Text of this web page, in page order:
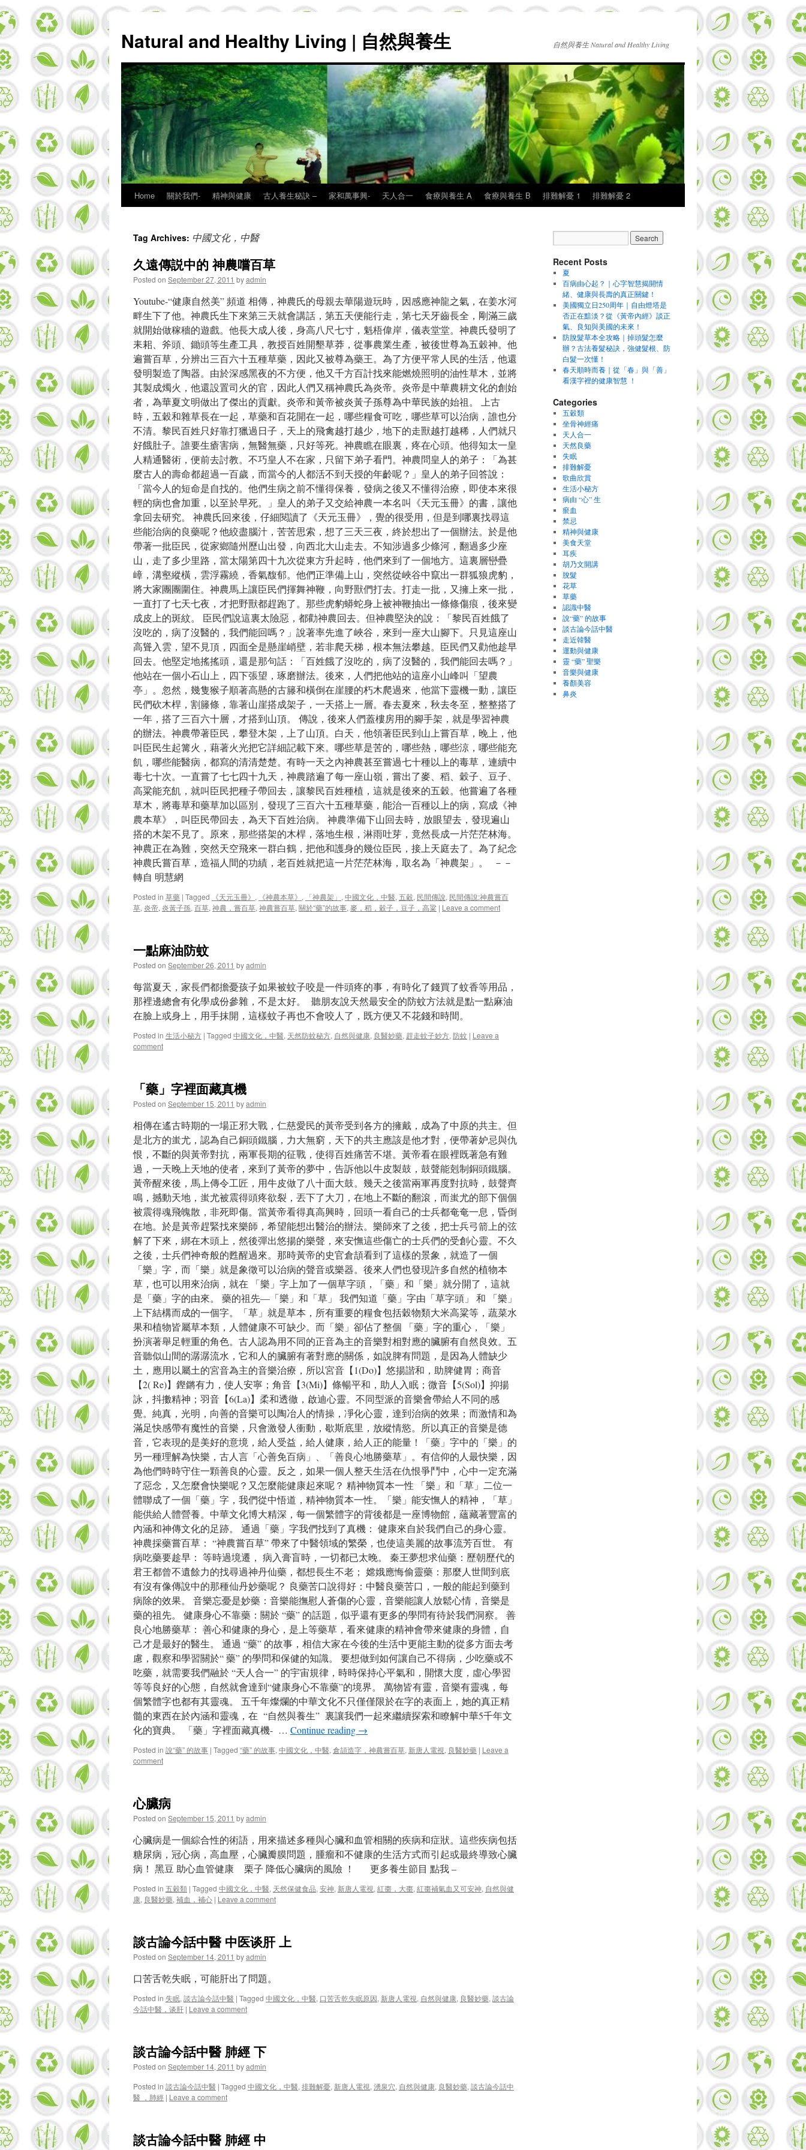
Natural and Healthy Living | 自然與養生 自然與養生 Natural and Healthy Living
Skip
content
Home 關於我們- 精神與健康 古人養生秘訣 – 家和萬事興- 天人合一 食療與養生 A 食療與養生 B 排難解憂 1 排難解憂 2
Tag Archives: 中國文化，中醫
久遠傳説中的 神農嚐百草
Posted on September 27, 2011 byadmin
Youtube-“健康自然美” 頻道 相傳，神農氏的母親去華陽遊玩時，因感應神龍之氣，在姜水河
畔生下了他。神農氏生下來第三天就會講話，第五天便能行走，第七天牙齒長全，剛滿三歲
就開始做稼穡的遊戲。他長大成人後，身高八尺七寸，魁梧偉岸，儀表堂堂。神農氏發明了
耒耜、斧頭、鋤頭等生產工具，教授百姓開墾草莽，從事農業生產，被後世尊為五穀神。他
遍嘗百草，分辨出三百六十五種草藥，因此又被尊為藥王。為了方便平常人民的生活，他還
發明製造了陶器。由於深感黑夜的不方便，他又千方百計找來能燃燒照明的油性草木，並將
其製成燭火，他還設置司火的官，因此人們又稱神農氏為炎帝。炎帝是中華農耕文化的創始
者，為華夏文明做出了傑出的貢獻。炎帝和黃帝被炎黃子孫尊為中華民族的始祖。 上古
時，五穀和雜草長在一起，草藥和百花開在一起，哪些糧食可吃，哪些草可以治病，誰也分
不清。黎民百姓只好靠打獵過日子，天上的飛禽越打越少，地下的走獸越打越稀，人們就只
好餓肚子。誰要生瘡害病，無醫無藥，只好等死。神農瞧在眼裏，疼在心頭。他得知太一皇
人精通醫術，便前去討教。不巧皇人不在家，只留下弟子看門。神農問皇人的弟子：「為甚
麼古人的壽命都超過一百歲，而當今的人都活不到天授的年齡呢？」皇人的弟子回答說：
「當今人的短命是自找的。他們生病之前不懂得保養，發病之後又不懂得治療，即使本來很
輕的病也會加重，以至於早死。」皇人的弟子又交給神農一本名叫《天元玉冊》的書，讓他
拿回去研究。 神農氏回來後，仔細閱讀了《天元玉冊》，覺的很受用，但是到哪裏找尋這
些能治病的良藥呢？他絞盡腦汁，苦苦思索，想了三天三夜，終於想出了一個辦法。於是他
帶著一批臣民，從家鄉隨州歷山出發，向西北大山走去。不知涉過多少條河，翻過多少座
山，走了多少里路，當太陽第四十九次從東方升起時，他們來到了一個地方。這裏層巒疊
嶂，溝壑縱橫，雲浮霧繞，香氣馥郁。他們正準備上山，突然從峽谷中竄出一群狐狼虎豹，
將大家團團圍住。神農馬上讓臣民們揮舞神鞭，向野獸們打去。打走一批，又擁上來一批，
一直打了七天七夜，才把野獸都趕跑了。那些虎豹蟒蛇身上被神鞭抽出一條條傷痕，後來變
成皮上的斑紋。 臣民們說這裏太險惡，都勸神農回去。但神農堅決的說：「黎民百姓餓了
沒吃的，病了沒醫的，我們能回嗎？」說著率先進了峽谷，來到一座大山腳下。只見這座山
高聳入雲，望不見頂，四面全是懸崖峭壁，若非爬天梯，根本無法攀越。臣民們又勸他趁早
回去。他堅定地搖搖頭，還是那句話：「百姓餓了沒吃的，病了沒醫的，我們能回去嗎？」
他站在一個小石山上，四下張望，琢磨辦法。後來，人們把他站的這座小山峰叫「望農
亭」。忽然，幾隻猴子順著高懸的古籐和橫倒在崖腰的朽木爬過來，他當下靈機一動，讓臣
民們砍木桿，割籐條，靠著山崖搭成架子，一天搭上一層。春去夏來，秋去冬至，整整搭了
一年，搭了三百六十層，才搭到山頂。 傳說，後來人們蓋樓房用的腳手架，就是學習神農
的辦法。神農帶著臣民，攀登木架，上了山頂。白天，他領著臣民到山上嘗百草，晚上，他
叫臣民生起篝火，藉著火光把它詳細記載下來。哪些草是苦的，哪些熱，哪些涼，哪些能充
飢，哪些能醫病，都寫的清清楚楚。有時一天之內神農甚至嘗過七十種以上的毒草，連續中
毒七十次。一直嘗了七七四十九天，神農踏遍了每一座山嶺，嘗出了麥、稻、穀子、豆子、
高粱能充飢，就叫臣民把種子帶回去，讓黎民百姓種植，這就是後來的五穀。他嘗遍了各種
草木，將毒草和藥草加以區別，發現了三百六十五種草藥，能治一百種以上的病，寫成《神
農本草》，叫臣民帶回去，為天下百姓治病。 神農準備下山回去時，放眼望去，發現遍山
搭的木架不見了。原來，那些搭架的木桿，落地生根，淋雨吐芽，竟然長成一片茫茫林海。
神農正在為難，突然天空飛來一群白鶴，把他和護身的幾位臣民，接上天庭去了。為了紀念
神農氏嘗百草，造福人間的功績，老百姓就把這一片茫茫林海，取名為「神農架」。 －－
轉自 明慧網
Posted in 草藥 | Tagged 《天元玉冊》 , 《神農本草》 , 「神農架」 , 中國文化，中醫, 五穀, 民間傳說, 民間傳說:神農嘗百
草, 炎帝, 炎黃子孫, 百草, 神農，嘗百草, 神農嘗百草, 關於“藥”的故事, 麥，稻，穀子，豆子，高粱 | Leave a comment
一點麻油防蚊
Posted on September 26, 2011 byadmin
每當夏天，家長們都擔憂孩子如果被蚊子咬是一件頭疼的事，有時化了錢買了蚊香等用品，
那裡邊總會有化學成份參雜，不是太好。 聽朋友說天然最安全的防蚊方法就是點一點麻油
在臉上或身上，用手抹開，這樣蚊子再也不會咬人了，既方便又不花錢和時間。
Posted in 生活小秘方 | Tagged 中國文化，中醫, 天然防蚊秘方, 自然與健康, 良醫妙藥, 趕走蚊子妙方, 防蚊 | Leave a
comment
「藥」字裡面藏真機
Posted on September 15, 2011 byadmin
相傳在遙古時期的一場正邪大戰，仁慈愛民的黃帝受到各方的擁戴，成為了中原的共主。但
是北方的蚩尤，認為自己銅頭鐵腦，力大無窮，天下的共主應該是他才對，便帶著妒忌與仇
恨，不斷的與黃帝對抗，兩軍長期的征戰，使得百姓痛苦不堪。黃帝看在眼裡既著急有難
過，一天晚上天地的使者，來到了黃帝的夢中，告訴他以牛皮製鼓，鼓聲能剋制銅頭鐵腦。
黃帝醒來後，馬上傳令工匠，用牛皮做了八十面大鼓。幾天之後當兩軍再度對抗時，鼓聲齊
鳴，撼動天地，蚩尤被震得頭疼欲裂，丟下了大刀，在地上不斷的翻滾，而蚩尤的部下個個
被震得魂飛魄散，非死即傷。當黃帝看得真高興時，回頭一看自己的士兵都奄奄一息，昏倒
在地。於是黃帝趕緊找來樂師，希望能想出醫治的辦法。樂師來了之後，把士兵弓箭上的弦
解了下來，綁在木頭上，然後彈出悠揚的樂聲，來安憮這些傷亡的士兵們的受創心靈。不久
之後，士兵們神奇般的甦醒過來。那時黃帝的史官倉頡看到了這樣的景象，就造了一個
「樂」字，而「樂」就是象徵可以治病的聲音或樂器。後來人們也發現許多自然的植物本
草，也可以用來治病，就在 「樂」字上加了一個草字頭，「藥」和「樂」就分開了，這就
是「藥」字的由來。 藥的祖先—「樂」和「草」 我們知道「藥」字由「草字頭」 和 「樂」
上下結構而成的一個字。「草」就是草本，所有重要的糧食包括穀物類大米高粱等，蔬菜水
果和植物皆屬草本類，人體健康不可缺少。而「樂」卻佔了整個 「藥」字的重心，「樂」
扮演著舉足輕重的角色。古人認為用不同的正音為主的音樂對相對應的臟腑有自然良效。五
音聽似山間的潺潺流水，它和人的臟腑有著對應的關係，如說脾有問題，是因為人體缺少
土，應用以屬土的宮音為主的音樂治療，所以宮音【1(Do)】悠揚諧和，助脾健胃；商音
【2( Re)】鏗鏘有力，使人安寧；角音【3(Mi)】條暢平和，助人入眠；微音【5(Sol)】抑揚
詠，抖擻精神；羽音【6(La)】柔和透徹，啟迪心靈。不同型派的音樂會帶給人不同的感
覺。純真，光明，向善的音樂可以陶冶人的情操，凈化心靈，達到治病的效果；而激情和為
滿足快感帶有魔性的音樂，只會激發人衝動，歇斯底里，放縱情慾。所以真正的音樂是德
音，它表現的是美好的意境，給人受益，給人健康，給人正的能量！「藥」字中的「樂」的
另一種理解為快樂，古人言「心善免百病」、「善良心地勝藥草」。有信仰的人最快樂，因
為他們時時守住一顆善良的心靈。反之，如果一個人整天生活在仇恨爭鬥中，心中一定充滿
了惡念，又怎麼會快樂呢？又怎麼能健康起來呢？ 精神物質本一性 「樂」和「草」二位一
體聯成了一個「藥」字，我們從中悟道，精神物質本一性。「樂」能安憮人的精神，「草」
能供給人體營養。中華文化博大精深，每一個繁體字的背後都是一座博物館，蘊藏著豐富的
內涵和神傳文化的足跡。 通過「藥」字我們找到了真機： 健康來自於我們自己的身心靈。
神農採藥嘗百草： “神農嘗百草” 帶來了中醫領域的繁榮，也使這美麗的故事流芳百世。 有
病吃藥要趁早： 等時過境遷， 病入膏盲時，一切都已太晚。 秦王夢想求仙藥：歷朝歷代的
君王都曾不遺餘力的找尋過神丹仙藥，都想長生不老； 嫦娥應悔偷靈藥：那麼人世間到底
有沒有像傳說中的那種仙丹妙藥呢？ 良藥苦口說得好：中醫良藥苦口，一般的能起到藥到
病除的效果。 音樂忘憂是妙藥：音樂能撫慰人蒼傷的心靈，音樂能讓人放鬆心情，音樂是
藥的祖先。 健康身心不靠藥：關於 “藥” 的話題，似乎還有更多的學問有待於我們洞察。 善
良心地勝藥草： 善心和健康的身心，是上等藥草，看來健康的精神會帶來健康的身體，自
己才是最好的醫生。 通過 “藥” 的故事，相信大家在今後的生活中更能主動的從多方面去考
慮，觀察和學習關於“ 藥” 的學問和保健的知識。 要想做到如何讓自己不得病，少吃藥或不
吃藥，就需要我們融於 “天人合一” 的宇宙規律，時時保持心平氣和，開懷大度，虛心學習
等等良好的心態，自然就會達到“健康身心不靠藥”的境界。 萬物皆有靈，音樂有靈魂，每
個繁體字也都有其靈魂。 五千年燦爛的中華文化不只僅僅限於在字的表面上，她的真正精
髓的東西在於內涵和靈魂，在 “自然與養生” 裏讓我們一起來繼續探索和瞭解中華5千年文
化的寶典。 「藥」字裡面藏真機- … Continue reading →
Posted in 說“藥” 的故事 | Tagged “藥” 的故事, 中國文化，中醫, 倉頡造字，神農嘗百草, 新唐人電視, 良醫妙藥 | Leave a
comment
心臟病
Posted on September 15, 2011 byadmin
心臟病是一個綜合性的術語，用來描述多種與心臟和血管相關的疾病和症狀。這些疾病包括
糖尿病，冠心病，高血壓，心臟瓣膜問題，腫瘤和不健康的生活方式而引起或最終導致心臟
病！ 黑豆 助心血管健康 栗子 降低心臟病的風險 ！ 更多養生節目 點我 –
Posted in 五穀類 | Tagged 中國文化，中醫, 天然保健食品, 安神, 新唐人電視, 紅棗，大棗, 紅棗補氣血又可安神, 自然與健
康, 良醫妙藥, 補血，補心 | Leave a comment
談古論今話中醫 中医谈肝 上
Posted on September 14, 2011 byadmin
口苦舌乾失眠，可能肝出了問題。
Posted in 失眠, 談古論今話中醫 | Tagged 中國文化，中醫, 口苦舌乾失眠原因, 新唐人電視, 自然與健康, 良醫妙藥, 談古論
今話中醫，谈肝 | Leave a comment
談古論今話中醫 肺經 下
Posted on September 14, 2011 byadmin
Posted in 談古論今話中醫 | Tagged 中國文化，中醫, 排難解憂, 新唐人電視, 湧泉穴, 自然與健康, 良醫妙藥, 談古論今話中
醫 ，肺經 | Leave a comment
談古論今話中醫 肺經 中
Recent Posts
夏
百病由心起？｜心字智慧揭開情
緒、健康與長壽的真正關鍵！
美國獨立日250周年｜自由燈塔是
否正在黯淡？從《黃帝內經》談正
氣、良知與美國的未來！
防脫髮草本全攻略｜掉頭髮怎麼
辦？古法養髮秘訣，強健髮根、防
白髮一次懂！
春天順時而養｜從「春」與「善」
看漢字裡的健康智慧 ！
Categories
五穀類
坐骨神經痛
天人合一
天然良藥
失眠
排難解憂
歌曲欣賞
生活小秘方
病由 “心” 生
瘀血
禁忌
精神與健康
美食天堂
耳疾
胡乃文開講
脫髮
花草
草藥
認識中醫
說“藥” 的故事
談古論今話中醫
走近韓醫
運動與健康
靈 “藥” 聖樂
音樂與健康
養顏美容
鼻炎